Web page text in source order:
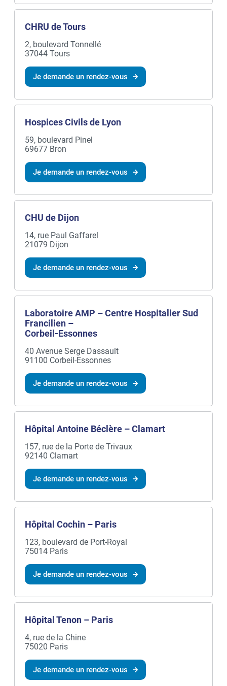
CHRU de Tours
2, boulevard Tonnellé
37044 Tours
Je demande un rendez-vous
Hospices Civils de Lyon
59, boulevard Pinel
69677 Bron
Je demande un rendez-vous
CHU de Dijon
14, rue Paul Gaffarel
21079 Dijon
Je demande un rendez-vous
Laboratoire AMP – Centre Hospitalier Sud
Francilien –
Corbeil-Essonnes
40 Avenue Serge Dassault
91100 Corbeil-Essonnes
Je demande un rendez-vous
Hôpital Antoine Béclère – Clamart
157, rue de la Porte de Trivaux
92140 Clamart
Je demande un rendez-vous
Hôpital Cochin – Paris
123, boulevard de Port-Royal
75014 Paris
Je demande un rendez-vous
Hôpital Tenon – Paris
4, rue de la Chine
75020 Paris
Je demande un rendez-vous